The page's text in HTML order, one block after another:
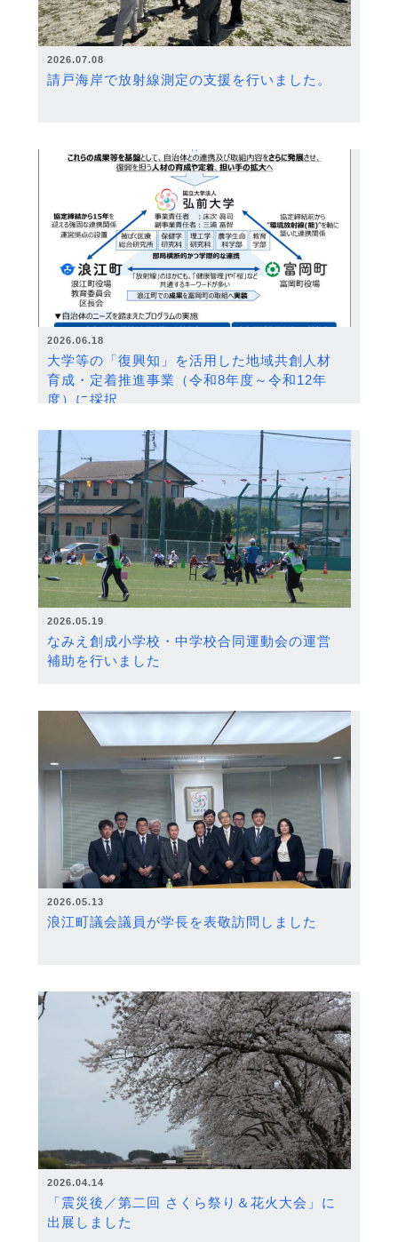
2026.07.08
請戸海岸で放射線測定の支援を行いました。
2026.06.18
大学等の「復興知」を活用した地域共創人材
育成・定着推進事業（令和8年度～令和12年
度）に採択
2026.05.19
なみえ創成小学校・中学校合同運動会の運営
補助を行いました
2026.05.13
浪江町議会議員が学長を表敬訪問しました
2026.04.14
「震災後／第二回 さくら祭り＆花火大会」に
出展しました